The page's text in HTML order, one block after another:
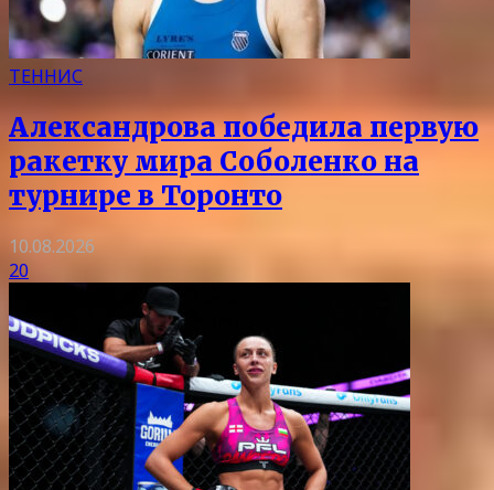
ТЕННИС
Александрова победила первую
ракетку мира Соболенко на
турнире в Торонто
10.08.2026
20